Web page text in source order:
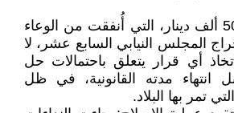
فمبلغ 14 مليون و500 ألف دينار، التي أُنفقت من الوعاء
المجلس النيابي السابع عشر، لا
أي قرار يتعلق باحتمالات حل
انتهاء مدته القانونية، في ظل
تمر بها البلاد.